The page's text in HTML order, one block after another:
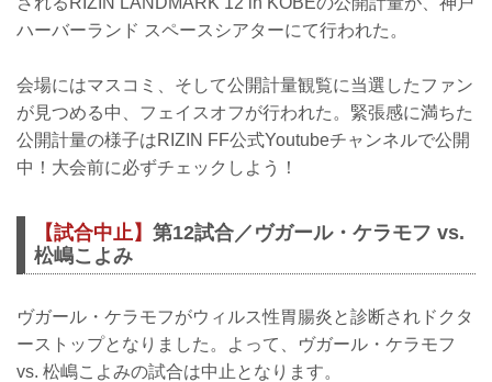
ハーバーランド スペースシアターにて行われた。
会場にはマスコミ、そして公開計量観覧に当選したファン
が見つめる中、フェイスオフが行われた。緊張感に満ちた
公開計量の様子はRIZIN FF公式Youtubeチャンネルで公開
中！大会前に必ずチェックしよう！
【試合中止】 第12試合／ヴガール・ケラモフ vs.
松嶋こよみ
ヴガール・ケラモフがウィルス性胃腸炎と診断されドクタ
ーストップとなりました。よって、ヴガール・ケラモフ
vs. 松嶋こよみの試合は中止となります。